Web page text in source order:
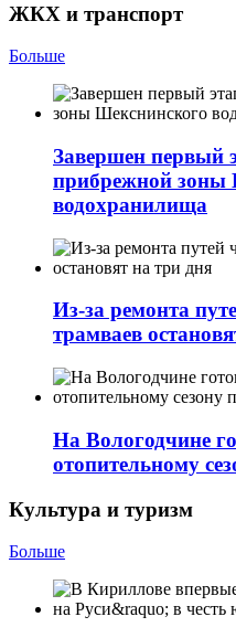
ЖКХ и транспорт
Больше
Завершен первый
прибрежной зоны
водохранилища
Из-за ремонта
трамваев
На Вологодчине
отопительному
Культура и туризм
Больше